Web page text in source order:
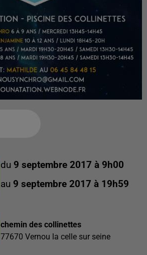
du 9 septembre 2017 à 9h00
au 9 septembre 2017 à 19h59
chemin des collinettes
77670 Vernou la celle sur seine